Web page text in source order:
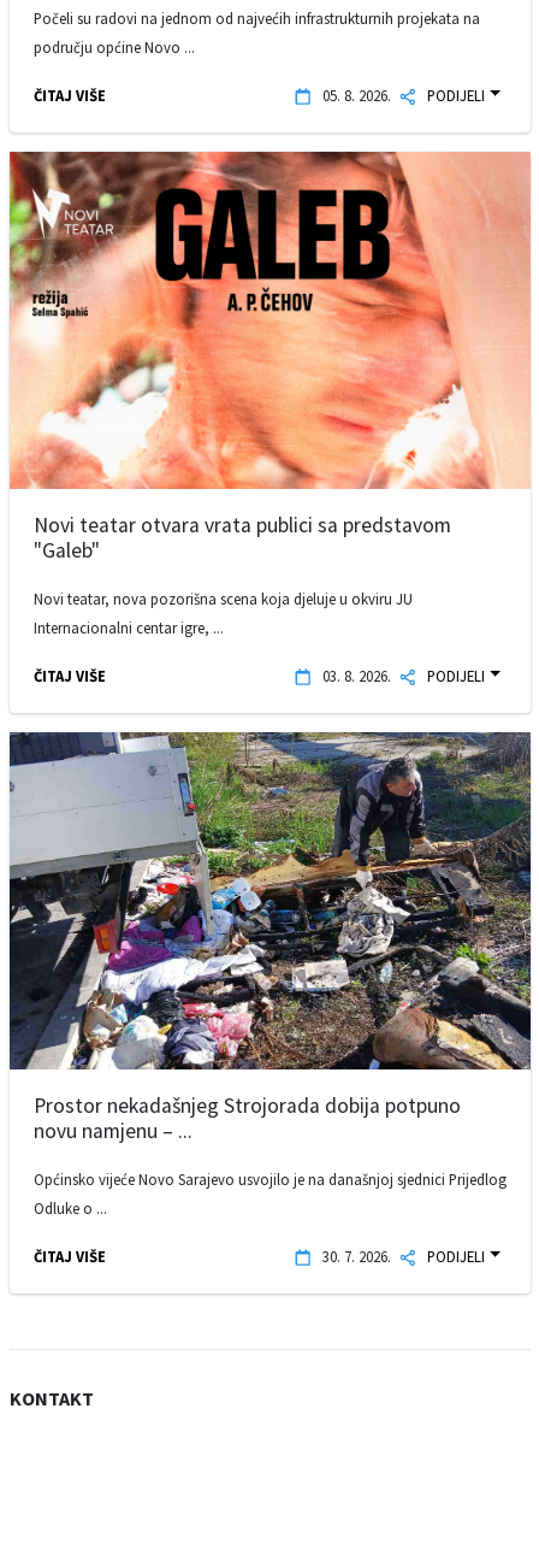
Počeli su radovi na jednom od najvećih infrastrukturnih projekata na
području općine Novo ...
ČITAJ VIŠE 05. 8. 2026. PODIJELI
Novi teatar otvara vrata publici sa predstavom
"Galeb"
Novi teatar, nova pozorišna scena koja djeluje u okviru JU
Internacionalni centar igre, ...
ČITAJ VIŠE 03. 8. 2026. PODIJELI
Prostor nekadašnjeg Strojorada dobija potpuno
novu namjenu – ...
Općinsko vijeće Novo Sarajevo usvojilo je na današnjoj sjednici Prijedlog
Odluke o ...
ČITAJ VIŠE 30. 7. 2026. PODIJELI
KONTAKT